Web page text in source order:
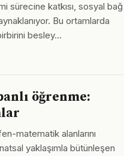
sürecine katkısı, sosyal bağ
Bu ortamlarda
besley…
öğrenme:
matematik alanlarını
yaklaşımla bütünleşen